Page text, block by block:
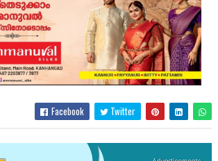
Facebook Twitter